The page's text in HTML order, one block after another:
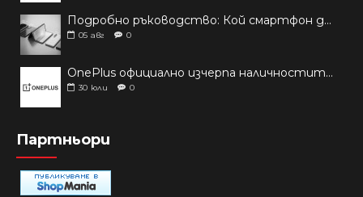
Подробно ръководство: Кой смартфон да купиш през 2026 г.?
05 авг 0
OnePlus официално изчерпа наличностите си от телефони на основни пазари
30 юли 0
Партньори